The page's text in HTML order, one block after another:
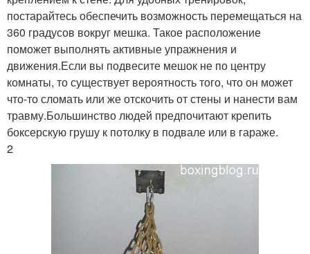
постарайтесь обеспечить возможность перемещаться на
360 градусов вокруг мешка. Такое расположение
поможет выполнять активные упражнения и
движения.Если вы подвесите мешок не по центру
комнаты, то существует вероятность того, что он может
что-то сломать или же отскочить от стены и нанести вам
травму.Большинство людей предпочитают крепить
боксерскую грушу к потолку в подвале или в гараже.
2